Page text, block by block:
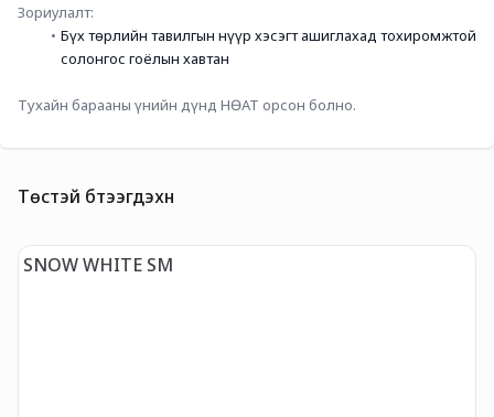
Зориулалт:
Бүх төрлийн тавилгын нүүр хэсэгт ашиглахад тохиромжтой
солонгос гоёлын хавтан
Тухайн барааны үнийн дүнд НӨАТ орсон болно.
Төстэй бүтээгдэхүүн
SNOW WHITE SM